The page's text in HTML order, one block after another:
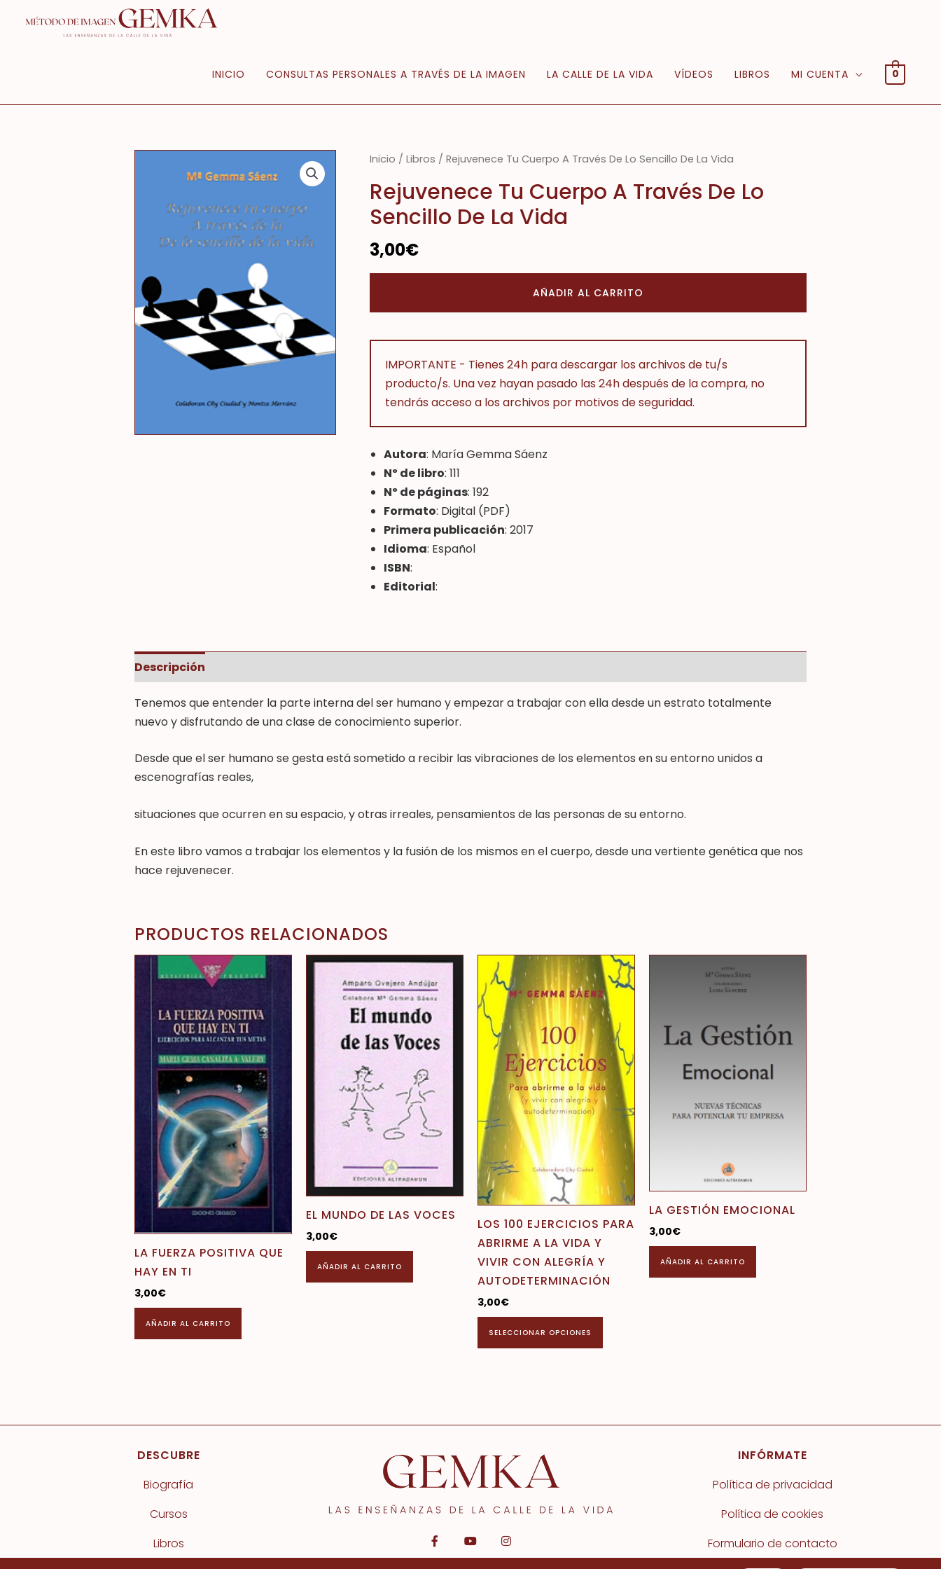
INICIO CONSULTAS PERSONALES A TRAVÉS DE LA IMAGEN LA CALLE DE LA VIDA VÍDEOS LIBROS MI CUENTA 0
Inicio / Libros / Rejuvenece Tu Cuerpo A Través De Lo Sencillo De La Vida
Autora: María Gemma Sáenz
Nº de libro: 111
Nº de páginas: 192
Formato: Digital (PDF)
Primera publicación: 2017
Idioma: Español
ISBN:
Editorial:
IMPORTANTE - Tienes 24h para descargar los archivos de tu/s
producto/s. Una vez hayan pasado las 24h después de la compra, no
tendrás acceso a los archivos por motivos de seguridad.
Rejuvenece Tu Cuerpo A Través De Lo
Sencillo De La Vida
3,00€
AÑADIR AL CARRITO
Descripción
Tenemos que entender la parte interna del ser humano y empezar a trabajar con ella desde un estrato totalmente
nuevo y disfrutando de una clase de conocimiento superior.
Desde que el ser humano se gesta está sometido a recibir las vibraciones de los elementos en su entorno unidos a
escenografías reales,
situaciones que ocurren en su espacio, y otras irreales, pensamientos de las personas de su entorno.
En este libro vamos a trabajar los elementos y la fusión de los mismos en el cuerpo, desde una vertiente genética que nos
hace rejuvenecer.
PRODUCTOS RELACIONADOS
LA FUERZA POSITIVA QUE
HAY EN TI
3,00€
AÑADIR AL CARRITO
EL MUNDO DE LAS VOCES
3,00€
AÑADIR AL CARRITO
LOS 100 EJERCICIOS PARA
ABRIRME A LA VIDA Y
VIVIR CON ALEGRÍA Y
AUTODETERMINACIÓN
3,00€
SELECCIONAR OPCIONES
Este
producto
tiene
múltiples
variantes.
Las
opciones
se
pueden
elegir
en
página
de
producto
LA GESTIÓN EMOCIONAL
3,00€
AÑADIR AL CARRITO
DESCUBRE
Biografía
Cursos
Libros
F
a
c
Y
o
u
I
n
s
INFÓRMATE
Política de privacidad
Política de cookies
Formulario de contacto